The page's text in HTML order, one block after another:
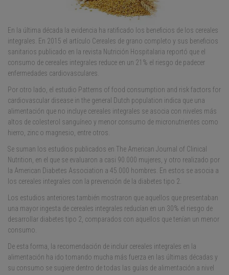
En la última década la evidencia ha ratificado los beneficios de los cereales
integrales. En 2015 el artículo Cereales de grano completo y sus beneficios
sanitarios publicado en la revista Nutrición Hospitalaria reportó que el
consumo de cereales integrales reduce en un 21% el riesgo de padecer
enfermedades cardiovasculares.
Por otro lado, el estudio Patterns of food consumption and risk factors for
cardiovascular disease in the general Dutch population indica que una
alimentación que no incluye cereales integrales se asocia con niveles más
altos de colesterol sanguíneo y menor consumo de micronutrientes como
hierro, zinc o magnesio, entre otros.
Se suman los estudios publicados en The American Journal of Clinical
Nutrition, en el que se evaluaron a casi 90.000 mujeres, y otro realizado por
la American Diabetes Association a 45.000 hombres. En estos se asocia a
los cereales integrales con la prevención de la diabetes tipo 2.
Los estudios anteriores también mostraron que aquellos que presentaban
una mayor ingesta de cereales integrales reducían en un 30% el riesgo de
desarrollar diabetes tipo 2, comparados con aquellos que tenían un menor
consumo.
De esta forma, la recomendación de incluir cereales integrales en la
alimentación ha ido tomando mucha más fuerza en las últimas décadas y
su consumo se sugiere dentro de todas las guías de alimentación a nivel